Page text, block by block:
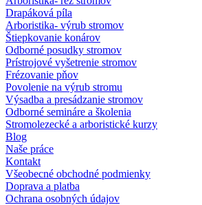
Drapáková píla
Arboristika- výrub stromov
Štiepkovanie konárov
Odborné posudky stromov
Prístrojové vyšetrenie stromov
Frézovanie pňov
Povolenie na výrub stromu
Výsadba a presádzanie stromov
Odborné semináre a školenia
Stromolezecké a arboristické kurzy
Blog
Naše práce
Kontakt
Všeobecné obchodné podmienky
Doprava a platba
Ochrana osobných údajov